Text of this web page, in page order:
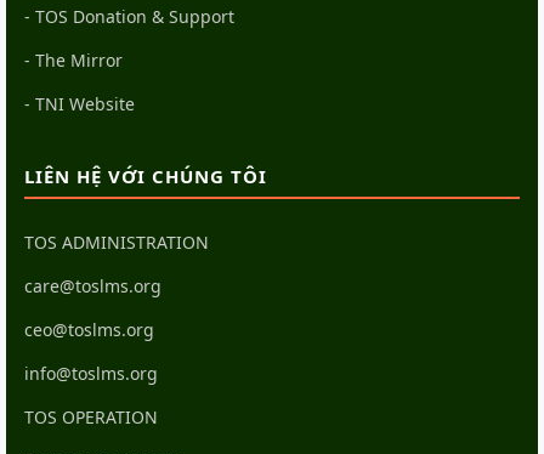
- TOS Donation & Support
- The Mirror
- TNI Website
LIÊN HỆ VỚI CHÚNG TÔI
TOS ADMINISTRATION
care@toslms.org
ceo@toslms.org
info@toslms.org
TOS OPERATION